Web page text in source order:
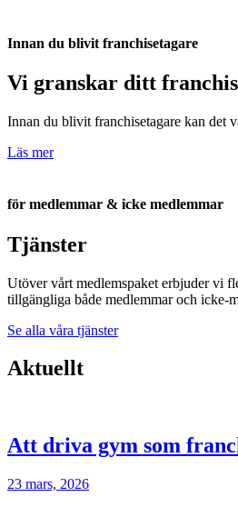
Innan du blivit franchisetagare
Vi granskar ditt
Innan du blivit franchisetagare kan det
Läs mer
för medlemmar & icke medlemmar
Tjänster
Utöver vårt medlemspaket erbjuder vi
tillgängliga både medlemmar och icke-
Se alla våra tjänster
Aktuellt
Att driva gym som
23 mars, 2026